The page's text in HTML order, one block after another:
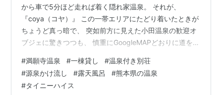
から車で5分ほど走れば着く隠れ家温泉。 それが、
『coya（コヤ）』 この一帯エリアにたどり着いたときが
ちょうど真っ暗で、 突如前方に見えた小田温泉の歓迎オ
ブジェに驚きつつも、 慎重にGoogleMAPどおりに道を進
♡ 街頭もない林道？だったため、暗い印象しかないので
すが、 たどり着いて、オーナーさんからのお知らせどお
り鍵を開けて、中へ…。 コンパクトだけど、快適そうな
#満願寺温泉 #一棟貸し #温泉付き別荘
#源泉かけ流し #露天風呂 #熊本県の温泉
#タイニーハイス